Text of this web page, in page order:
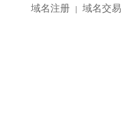
域名注册 | 域名交易